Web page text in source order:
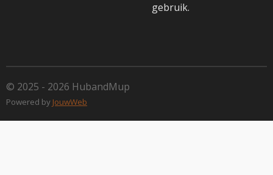
gebruik.
© 2025 - 2026 HubandMup
Powered by JouwWeb